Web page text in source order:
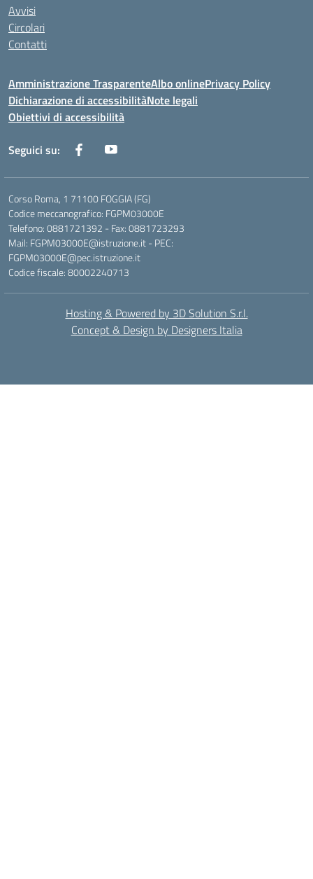
Avvisi
Circolari
Contatti
Amministrazione TrasparenteAlbo onlinePrivacy Policy
Dichiarazione di accessibilitàNote legali
Obiettivi di accessibilità
Seguici su:
Corso Roma, 1 71100 FOGGIA (FG)
Codice meccanografico: FGPM03000E
Telefono: 0881721392 - Fax: 0881723293
Mail: FGPM03000E@istruzione.it - PEC:
FGPM03000E@pec.istruzione.it
Codice fiscale: 80002240713
Hosting & Powered by 3D Solution S.r.l.
Concept & Design by Designers Italia